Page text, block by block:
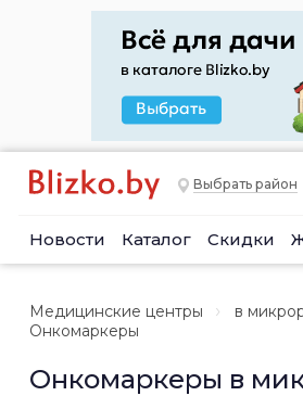
Выбрать район
Новости Каталог Скидки
Медицинские центры
в
Онкомаркеры
Онкомаркеры в